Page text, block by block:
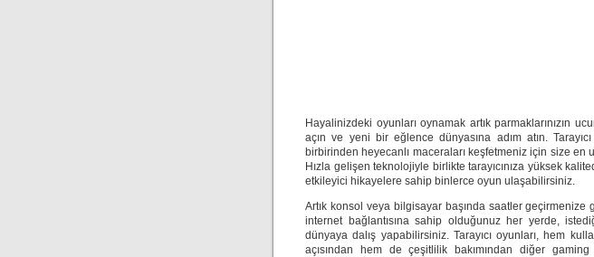
Hayalinizdeki oyunları oynamak artık parmaklarınızın
açın ve yeni bir eğlence dünyasına adım atın.
birbirinden heyecanlı maceraları keşfetmeniz için size en
Hızla gelişen teknolojiyle birlikte tarayıcınıza yüksek
etkileyici hikayelere sahip binlerce oyun ulaşabilirsiniz.
Artık konsol veya bilgisayar başında saatler geçirmenize
internet bağlantısına sahip olduğunuz her yerde,
dünyaya dalış yapabilirsiniz. Tarayıcı oyunları, hem
açısından hem de çeşitlilik bakımından diğer gaming